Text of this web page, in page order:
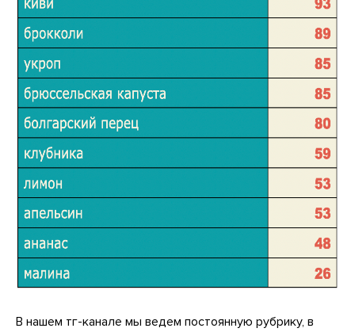
В нашем тг-канале мы ведем постоянную рубрику, в